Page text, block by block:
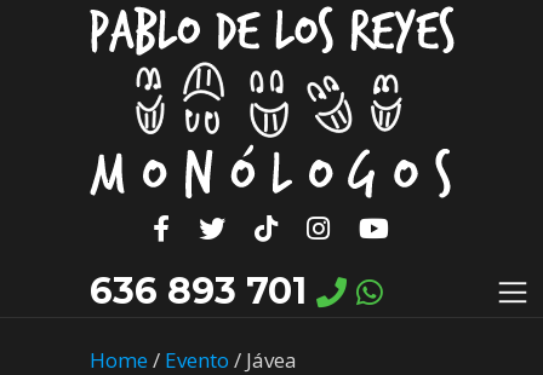
636 893 701
Home/ Evento / Jávea